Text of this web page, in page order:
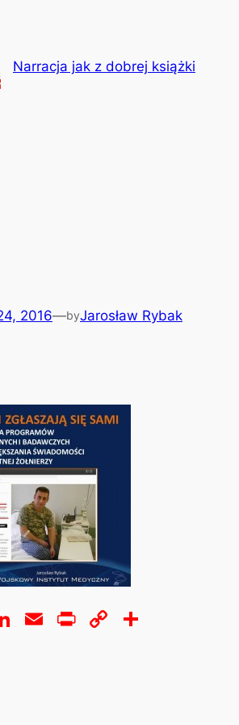
Narracja jak z dobrej książki
2016—byJarosław Rybak
LinkedIn
EmailPrintCopy